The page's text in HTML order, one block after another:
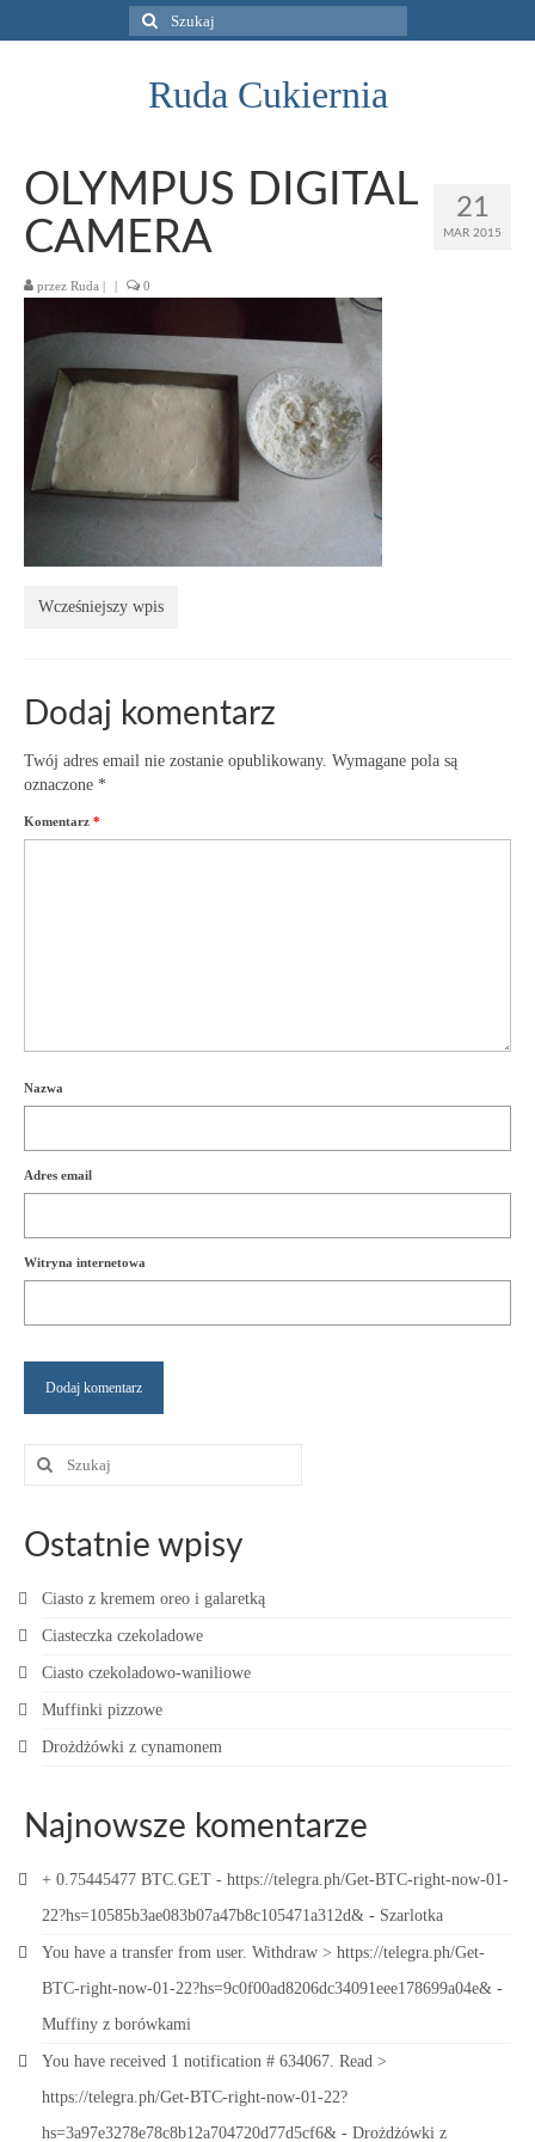
Szuklaj
w:
Ruda Cukiernia
21
MAR 2015
OLYMPUS DIGITAL
CAMERA
przez Ruda | | 0
Wcześniejszy wpis
Dodaj komentarz
Twój adres email nie zostanie opublikowany. Wymagane pola są
oznaczone *
Komentarz *
Nazwa
Adres email
Witryna internetowa
Szuklaj
Ostatnie wpisy
Ciasto z kremem oreo i galaretką
Ciasteczka czekoladowe
Ciasto czekoladowo-waniliowe
Muffinki pizzowe
Drożdżówki z cynamonem
Najnowsze komentarze
+ 0.75445477 BTC.GET - https://telegra.ph/Get-BTC-right-now-01-
22?hs=10585b3ae083b07a47b8c105471a312d& - Szarlotka
You have a transfer from user. Withdrаw > https://telegra.ph/Get-
BTC-right-now-01-22?hs=9c0f00ad8206dc34091eee178699a04e& -
Muffiny z borówkami
You have received 1 notification # 634067. Read >
https://telegra.ph/Get-BTC-right-now-01-22?
hs=3a97e3278e78c8b12a704720d77d5cf6& - Drożdżówki z